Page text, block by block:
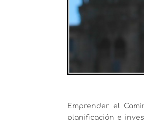
Emprender el
planificación e